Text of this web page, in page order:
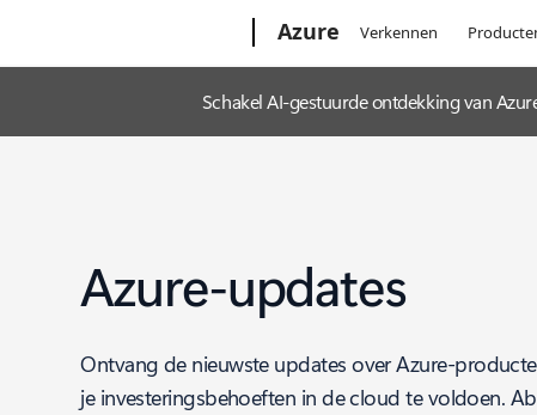
Azure Verkennen
Schakel AI-gestuurde ontdekking van
Azure-updates
Ontvang de nieuwste updates over Azure-
je investeringsbehoeften in de cloud te voldoen.